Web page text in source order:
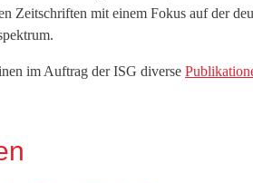
Zeitschriften mit einem Fokus auf der
im Auftrag der ISG diverse